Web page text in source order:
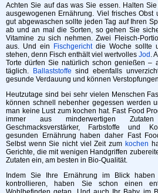
Achten Sie auf das was Sie essen. Halten
ausgewogenen Ernährung. Viel frisches Obst
gut abgewaschen sollte jeden Tag auf Ihren
ab und an mal die Sorten, so gehen Sie
Vitamine zu sich nehmen. Zwei Fleisch-
aus. Und ein
Fischgerichtdie Woche sollte
stehen, denn Fisch enthält viel wertvolles Jod .
Torte dürfen Sie natürlich schon genießen –
täglich.
Ballaststoffe sind ebenfalls
gesunde Verdauung und können
Heutzutage sind bei sehr vielen Menschen
können schnell nebenher gegessen werden
man keine Lust zum kochen hat. Fast Food
immer aus minderwertigen
Geschmacksverstärker, Farbstoffe und
gesunden Ernährung haben daher Fast
Selbst wenn Sie nicht viel Zeit zum kochen
Gerichte, die mit wenigen Handgriffen
Zutaten ein, am besten in Bio-Qualität.
Indem Sie Ihre Ernährung im Blick
kontrollieren, haben Sie schon einen